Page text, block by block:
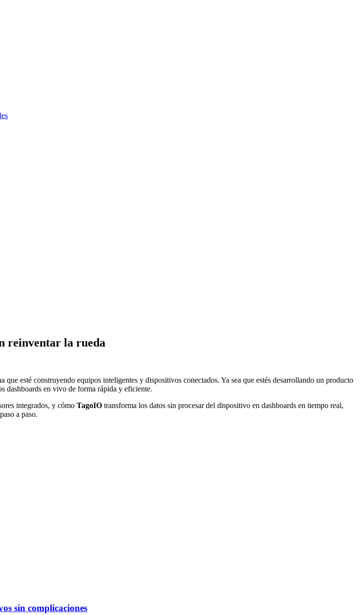
reinventar la rueda
que esté construyendo equipos inteligentes y dispositivos conectados. Ya sea que estés desarrollando un producto
dashboards en vivo de forma rápida y eficiente.
integrados, y cómo TagoIO transforma los datos sin procesar del dispositivo en dashboards en tiempo real,
a paso.
sin complicaciones